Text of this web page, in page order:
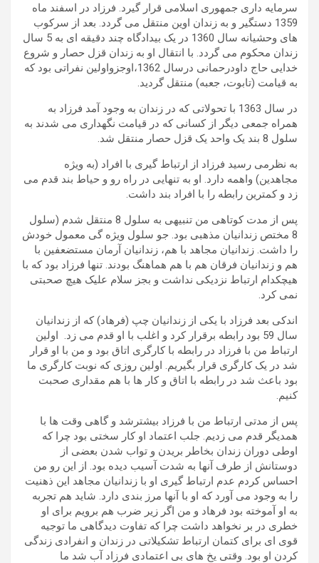
سرمایه داری جمهوری اسلامی قرار گیرد. فرزاد در اسفند ماه
1359 دستگیر و به زندان اوین منتقل می گردد. بعد از سرکوب
های وحشیانه سال 1360 در یک بیدادگاه چند دقیقه ای به 5 سال
زندان محکوم می گردد. با انتقال او به زندان قزل حصار و شروع
خدایی حاج داودرحمانی درسال 1362،اوجزواولین نفراتی بود که
به قیامت (تابوت، جعبه) منتقل گردید.
در سال 1363 با تحولاتی که در زندان به وجود آمد فرزاد به
همراه جمعی دیگر از کسانی که در قیامت نگهداری می شدند به
سلول 8 بند یک واحد یک قزل حصار منتقل شد.
به نظرمی رسید فرزاد از ارتباط گیری با افراد (به ویژه
مجاهدین) واهمه دارد. او به تنهایی در راه رو و حیاط بند قدم می
زد و کمترین رابطه را با افراد بند داشت.
پس از مدت کوتاهی من تنبیهی به سلول 8 منتقل شدم (سلول
8 مختص زندانیان مذهبی بود. جو سلول ویژه گی معمول خودش
را داشت. زندانیان مجاهد با هم، زندانیان آرمان مستضعفین با
هم و زندانیان فرقان هم با هم هماهنگ بودند. تنها فرزاد بود که با
هیچکدام ارتباط نزدیکی نداشت و بجز سلام علیک هیچ صحبتی
نمی کرد.
اندکی بعد فرزاد با یکی از زندانیان چپ (فرهاد) که از زندانیان
سال 59 بود رابطه برقرار کرد و اغلب با او قدم می زد. اولین
ارتباط من با فرزاد در رابطه با کارگری اتاق بود و من با او قرار
شد در یک کارگری قرار بگیریم. اولین روزی که نوبت کارگری ما
بود باعث شد در رابطه با اتاق و کار ها با هم مقداری صحبت
کنیم.
پس از مدتی ارتباط من با فرزاد بیشترشد و گاهی وقت ها با
همدیگر قدم می زدیم. جلب اعتماد او کار سختی بود چرا که
اوطی دوران زندان بخاطر بریدن و تواب شدن بعضی از
دوستانش از طرف آنها به شدت آسیب دیده بود. از این رو من
احساس کردم عدم ارتباط گیری او با زندانیان مجاهد این ذهنیت
را به وجود می آورد که او با آنها مرز بندی دارد. شاید هم تجربه
به او آموخته بود فرهاد و من اگر زیر ضرب هم برویم برای او
خطری در بر نخواهد داشت چرا که تفاوت دیدگاهی ما توجیه
قوی ای برای کتمان ارتباط تشکیلاتی در زندان و انفرادی زندگی
کردن او بود. وقتی یخ های بی اعتمادی فرزاد آب شد ما